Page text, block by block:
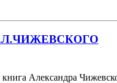
Александра